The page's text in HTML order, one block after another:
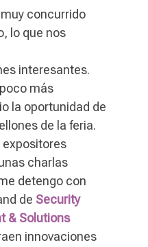
concurrido
lo que nos
interesantes.
más
la oportunidad de
de la feria.
expositores
charlas
detengo con
de Security
& Solutions
innovaciones